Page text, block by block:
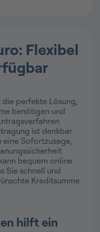
Flexibel
die perfekte Lösung,
benötigen und
ist denkbar
eine Sofortzusage,
bequem online
Sie schnell und
Kreditsumme
hilft ein